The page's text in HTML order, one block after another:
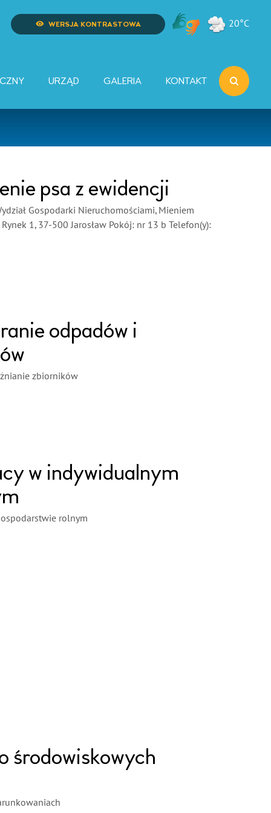
WERSJA KONTRASTOWA 20°C
URZĄD GALERIA KONTAKT
psa z ewidencji
Gospodarki Nieruchomościami, Mieniem
1, 37-500 Jarosław Pokój: nr 13 b Telefon(y):
odpadów i
zbiorników
w indywidualnym
rolnym
środowiskowych